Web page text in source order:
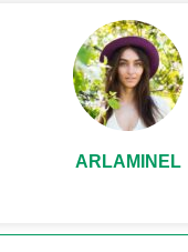
ARLAMINEL